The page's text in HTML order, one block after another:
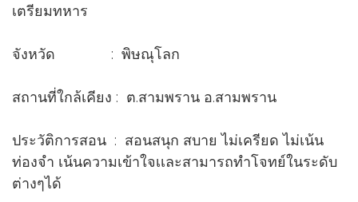
เตรียมทหาร
จังหวัด : พิษณุโลก
สถานที่ใกล้เคียง : ต.สามพราน อ.สามพราน
ประวัติการสอน : สอนสนุก สบาย ไม่เครียด ไม่เน้น
ท่องจำ เน้นความเข้าใจเเละสามารถทำโจทย์ในระดับ
ต่างๆได้